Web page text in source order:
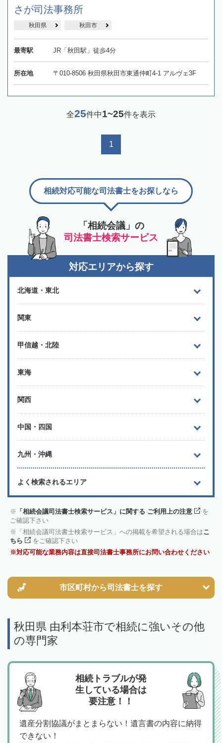
さが司法事務所
秋田県 秋田市
最寄駅 JR「秋田駅」徒歩4分
所在地 〒010-8506 秋田県秋田市東通仲町4-1 アルヴェ3F
全25件中1~25件を表示
1
「相続会議」の
司法書士検索サービス
相続対応可能な司法書士をお探しなら
対応エリアから探す
北海道・東北
関東
甲信越・北陸
東海
関西
中国・四国
九州・沖縄
よく検索されるエリア
「相続会議司法書士検索サービス」に関する ご利用上の注意
を
ご確認下さい
「相続会議司法書士検索サービス」への掲載を希望される場合はこ
ちら
をご確認下さい
対応可能な業務内容は直接司法書士事務所にお問い合わせください
市区町村から司法書士を探す
秋田県 由利本荘市で相続に強いその他
の専門家
相続トラブルが発
生している場合は
要注意！！
遺産分割協議がまとまらない！遺言書の内容に納得
できない！